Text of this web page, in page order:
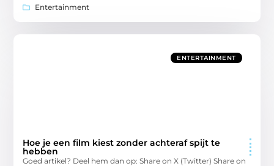
Entertainment
ENTERTAINMENT
Hoe je een film kiest zonder achteraf spijt te
hebben
Goed artikel? Deel hem dan op: Share on X (Twitter) Share on